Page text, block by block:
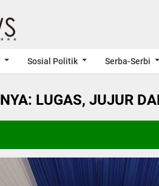
Sosial Politik Serba-Serbi
LUGAS, JUJUR